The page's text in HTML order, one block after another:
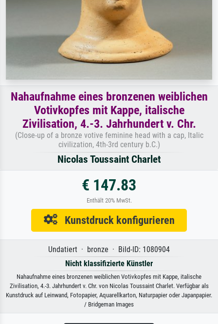
Nahaufnahme eines bronzenen weiblichen
Votivkopfes mit Kappe, italische
Zivilisation, 4.-3. Jahrhundert v. Chr.
(Close-up of a bronze votive feminine head with a cap, Italic
civilization, 4th-3rd century b.C.)
Nicolas Toussaint Charlet
€ 147.83
Enthält 20% MwSt.
Kunstdruck konfigurieren
Undatiert · bronze · Bild-ID: 1080904
Nicht klassifizierte Künstler
Nahaufnahme eines bronzenen weiblichen Votivkopfes mit Kappe, italische
Zivilisation, 4.-3. Jahrhundert v. Chr. von Nicolas Toussaint Charlet. Verfügbar als
Kunstdruck auf Leinwand, Fotopapier, Aquarellkarton, Naturpapier oder Japanpapier.
/ Bridgeman Images